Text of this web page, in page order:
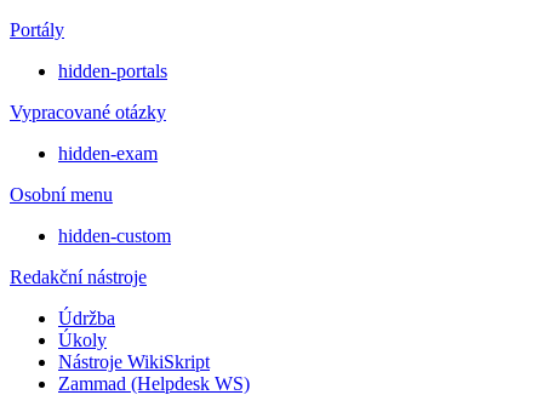
Portály
hidden-portals
Vypracované otázky
hidden-exam
Osobní menu
hidden-custom
Redakční nástroje
Údržba
Úkoly
Nástroje WikiSkript
Zammad (Helpdesk WS)